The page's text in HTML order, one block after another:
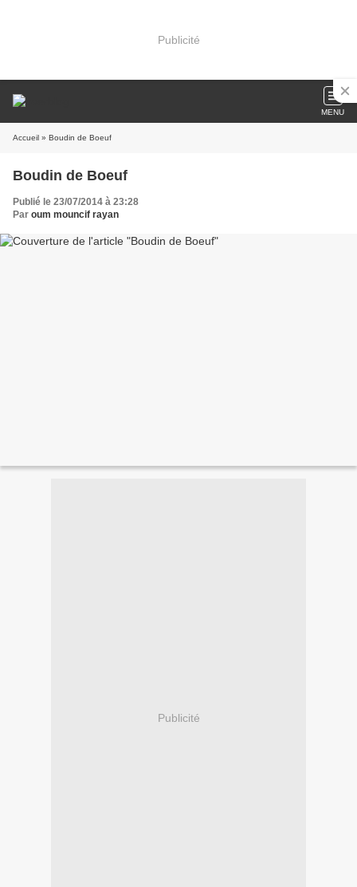
Publicité
MENU
Accueil » Boudin de Boeuf
Boudin de Boeuf
Publié le 23/07/2014 à 23:28
Par oum mouncif rayan
Publicité